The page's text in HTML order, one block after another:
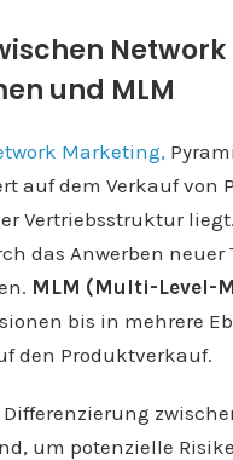
und MLM
Marketing,
auf dem Verkauf von
Vertriebsstruktur liegt.
das Anwerben
MLM (Multi-Level-
bis in mehrere
den Produktverkauf.
um potenzielle